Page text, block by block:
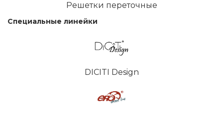
Решетки переточные
Специальные линейки
DICITI Design